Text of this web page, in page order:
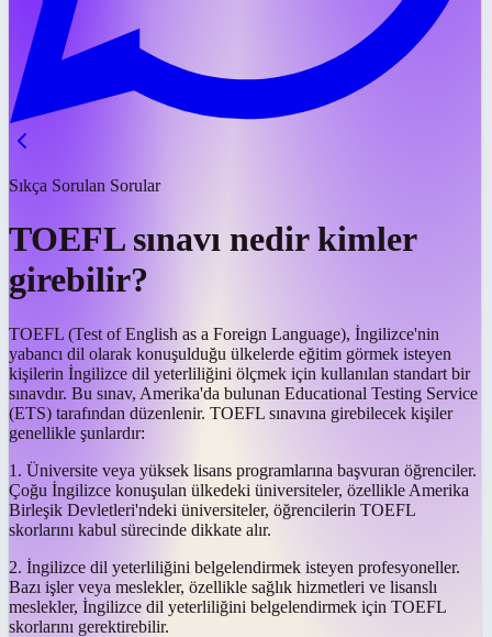
Sıkça Sorulan Sorular
TOEFL sınavı nedir kimler
girebilir?
TOEFL (Test of English as a Foreign Language), İngilizce'nin
yabancı dil olarak konuşulduğu ülkelerde eğitim görmek isteyen
kişilerin İngilizce dil yeterliliğini ölçmek için kullanılan standart bir
sınavdır. Bu sınav, Amerika'da bulunan Educational Testing Service
(ETS) tarafından düzenlenir. TOEFL sınavına girebilecek kişiler
genellikle şunlardır:
1. Üniversite veya yüksek lisans programlarına başvuran öğrenciler.
Çoğu İngilizce konuşulan ülkedeki üniversiteler, özellikle Amerika
Birleşik Devletleri'ndeki üniversiteler, öğrencilerin TOEFL
skorlarını kabul sürecinde dikkate alır.
2. İngilizce dil yeterliliğini belgelendirmek isteyen profesyoneller.
Bazı işler veya meslekler, özellikle sağlık hizmetleri ve lisanslı
meslekler, İngilizce dil yeterliliğini belgelendirmek için TOEFL
skorlarını gerektirebilir.